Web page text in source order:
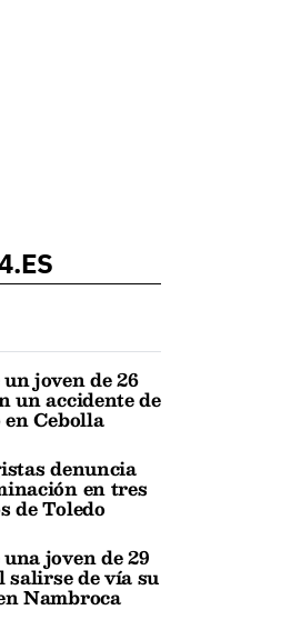
joven de 26
un accidente de
Cebolla
denuncia
en tres
de Toledo
joven de 29
salirse de vía su
Nambroca